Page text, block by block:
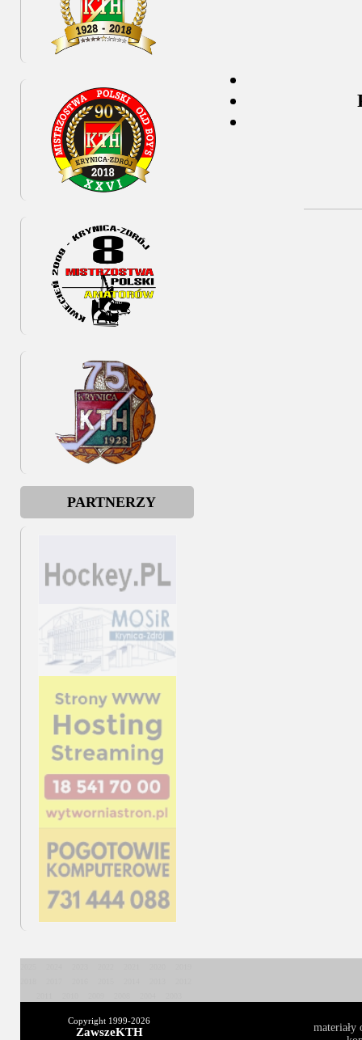
PARTNERZY
Copyright 1999-2026
ZawszeKTH
materiały